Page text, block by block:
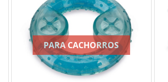
PARA CACHORROS